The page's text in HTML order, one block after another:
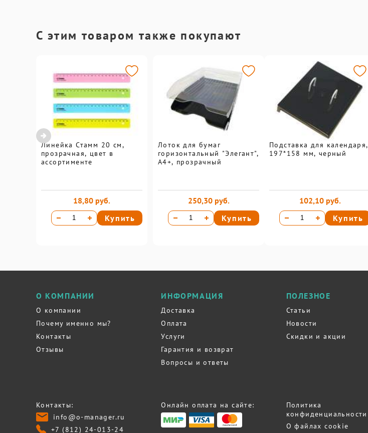
С этим товаром также покупают
Линейка Стамм 20 см,
прозрачная, цвет в
ассортименте
18,80 руб.
Купить
Лоток для бумаг
горизонтальный "Элегант",
А4+, прозрачный
250,30 руб.
Купить
Подставка для календаря,
197*158 мм, черный
102,10 руб.
Купить
О КОМПАНИИ
О компании
Почему именно мы?
Контакты
Отзывы
ИНФОРМАЦИЯ
Доставка
Оплата
Услуги
Гарантия и возврат
Вопросы и ответы
ПОЛЕЗНОЕ
Статьи
Новости
Скидки и акции
Контакты:
info@o-manager.ru
+7 (812) 24-013-24
Онлайн оплата на сайте:
Политика
конфиденциальности
О файлах cookie